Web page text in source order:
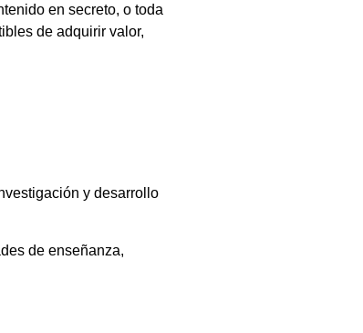
en secreto, o toda
de adquirir valor,
y desarrollo
de enseñanza,